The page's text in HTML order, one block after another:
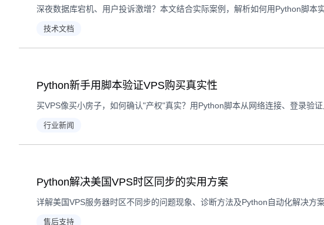
技术文档
Python新手用脚本验证VPS购买真实性
行业新闻
Python解决美国VPS时区同步的实用方案
售后支持